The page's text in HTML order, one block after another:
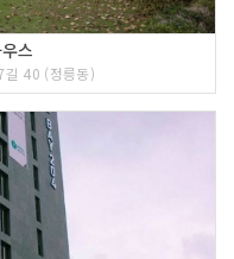
스
길 40 (정릉동)